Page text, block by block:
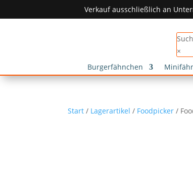
Verkauf ausschließlich an
×
Burgerfähnchen
Start / Lagerartikel / Foodpicker /